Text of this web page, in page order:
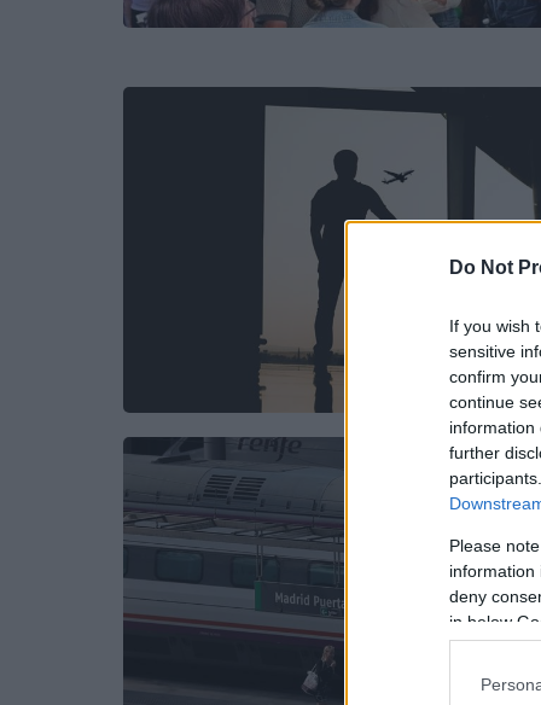
Do Not
If you wish
sensitive
confirm
continue
information
further
Please
information
deny
in below